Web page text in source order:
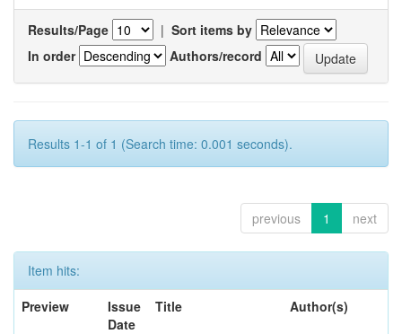
Results/Page | Sort items by
In order
Authors/record
Results 1-1 of 1 (Search time: 0.001 seconds).
previous 1 next
Item hits:
Preview
Issue
Date
Title Author(s)